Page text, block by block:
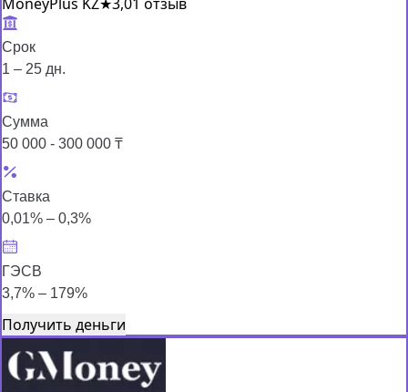
Срок
1 – 25 дн.
Сумма
50 000 - 300 000 ₸
Ставка
0,01% – 0,3%
ГЭСВ
3,7% – 179%
Получить деньги